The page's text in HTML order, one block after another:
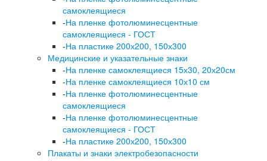
самоклеящиеся
-На пленке фотолюминесцентные
самоклеящиеся - ГОСТ
-На пластике 200х200, 150х300
Медицинские и указательные знаки
-На пленке самоклеящиеся 15х30, 20х20см
-На пленке самоклеящиеся 10х10 см
-На пленке фотолюминесцентные
самоклеящиеся
-На пленке фотолюминесцентные
самоклеящиеся - ГОСТ
-На пластике 200х200, 150х300
Плакаты и знаки электробезопасности